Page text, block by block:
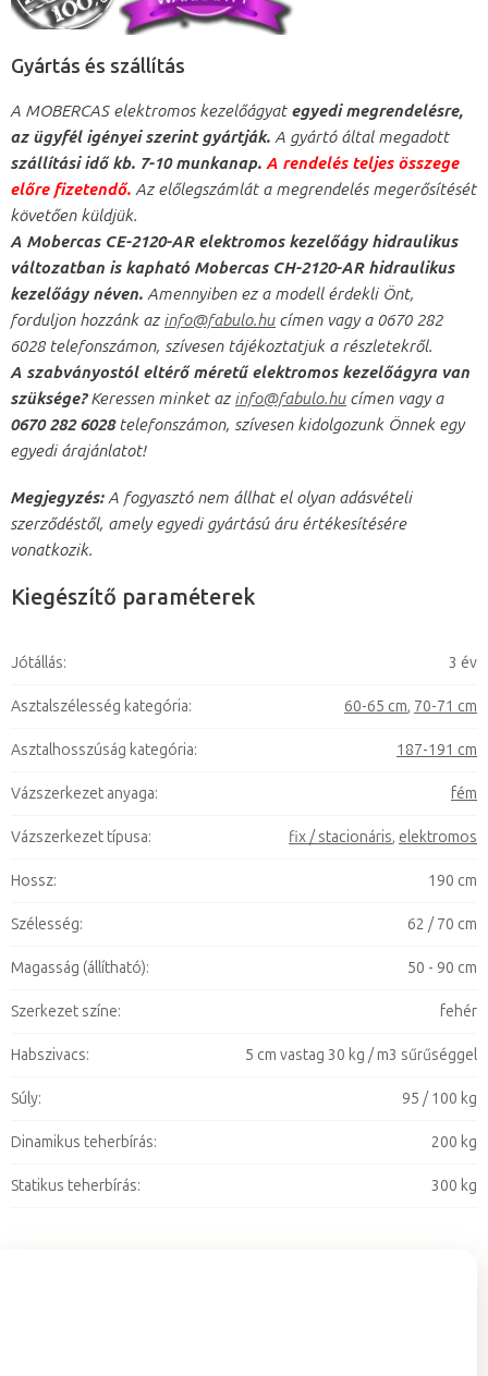
Gyártás és szállítás
A MOBERCAS elektromos kezelőágyat egyedi megrendelésre,
az ügyfél igényei szerint gyártják.A gyártó által megadott
szállítási idő kb. 7-10 munkanap.A rendelés teljes összege
előre fizetendő. Az előlegszámlát a megrendelés megerősítését
követően küldjük.
A Mobercas CE-2120-AR elektromos kezelőágy hidraulikus
változatban is kapható Mobercas CH-2120-AR hidraulikus
kezelőágy néven.Amennyiben ez a modell érdekli Önt,
forduljon hozzánk az info@fabulo.hu címen vagy a 0670 282
6028 telefonszámon, szívesen tájékoztatjuk a részletekről.
A szabványostól eltérő méretű elektromos kezelőágyra van
szüksége?Keressen minket az info@fabulo.hu címen vagy a
0670 282 6028 telefonszámon, szívesen kidolgozunk Önnek egy
egyedi árajánlatot!
Megjegyzés:A fogyasztó nem állhat el olyan adásvételi
szerződéstől, amely egyedi gyártású áru értékesítésére
vonatkozik.
Kiegészítő paraméterek
Jótállás: 3 év
Asztalszélesség kategória: 60-65 cm, 70-71 cm
Asztalhosszúság kategória: 187-191 cm
Vázszerkezet anyaga: fém
Vázszerkezet típusa: fix / stacionáris, elektromos
Hossz: 190 cm
Szélesség: 62 / 70 cm
Magasság (állítható): 50 - 90 cm
Szerkezet színe: fehér
Habszivacs: 5 cm vastag 30 kg / m3 sűrűséggel
Súly: 95 / 100 kg
Dinamikus teherbírás: 200 kg
Statikus teherbírás: 300 kg